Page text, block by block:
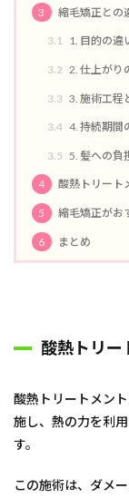
3 縮毛矯正との
3.1 1. 目的の違
3.2 2. 仕上がり
3.3 3. 施術工程
3.4 4. 持続期間
3.5 5. 髪への負
4 酸熱トリート
5 縮毛矯正がお
6 まとめ
酸熱トリー
酸熱トリートメン
施し、熱の力を利
す。
この施術は、ダメ
40代以降
グレージュ
ブリーチ無し
バレイヤージ
ハイライト
トキオリミテ
チューニング
シースルー
ヘアカラー
酸熱トリート